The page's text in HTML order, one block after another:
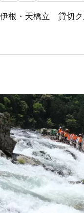
伊根・天橋立 貸切ク